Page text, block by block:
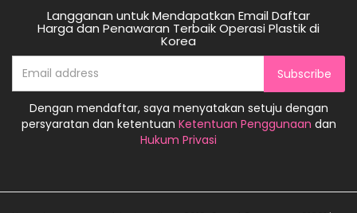
Langganan untuk Mendapatkan Email Daftar
Harga dan Penawaran Terbaik Operasi Plastik di
Korea
Subscribe
Dengan mendaftar, saya menyatakan setuju dengan
persyaratan dan ketentuan Ketentuan Penggunaan dan
Hukum Privasi